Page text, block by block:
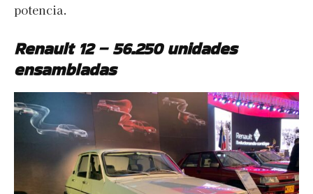
potencia.
Renault 12 – 56.250 unidades
ensambladas